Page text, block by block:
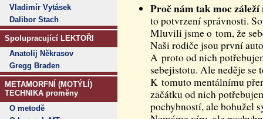
Vladimír Vytásek
Dalibor Stach
Spolupracující LEKTOŘI
Anatolij Někrasov
Gregg Braden
METAMORFNÍ (MOTÝLÍ)
TECHNIKA proměny
O metodě
Proč nám tak moc
to potvrzení správnosti.
Mluvili jsme o tom, že
Naši rodiče jsou první
A proto od nich
sebejistotu. Ale neděje se
K tomuto mentálnímu
začátku od nich
pochybností, ale bohužel